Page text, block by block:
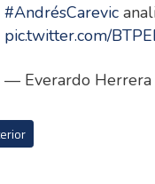
#AndrésCarevic
pic.twitter.com/
— Everardo
anterior: En Argentina